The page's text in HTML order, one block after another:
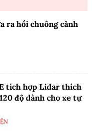
ra hồi chuông cảnh
tích hợp Lidar thích
độ dành cho xe tự